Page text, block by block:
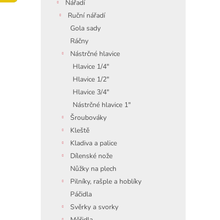
Nářadí
Ruční nářadí
Gola sady
Ráčny
Nástrčné hlavice
Hlavice 1/4"
Hlavice 1/2"
Hlavice 3/4"
Nástrčné hlavice 1"
Šroubováky
Kleště
Kladiva a palice
Dílenské nože
Nůžky na plech
Pilníky, rašple a hoblíky
Páčidla
Svěrky a svorky